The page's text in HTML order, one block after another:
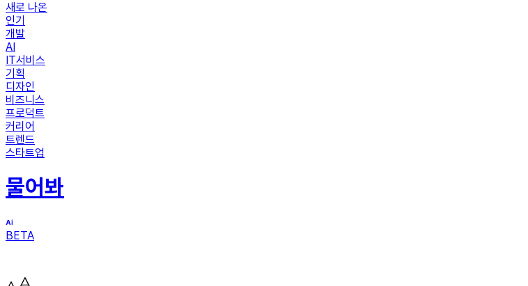
새로 나온
인기
개발
AI
IT서비스
기획
디자인
비즈니스
프로덕트
커리어
트렌드
스타트업
물어봐
BETA